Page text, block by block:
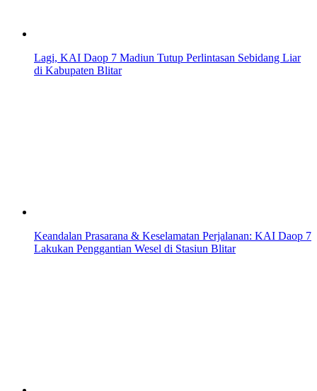
Lagi, KAI Daop 7 Madiun Tutup Perlintasan Sebidang Liar
di Kabupaten Blitar
Keandalan Prasarana & Keselamatan Perjalanan: KAI Daop 7
Lakukan Penggantian Wesel di Stasiun Blitar